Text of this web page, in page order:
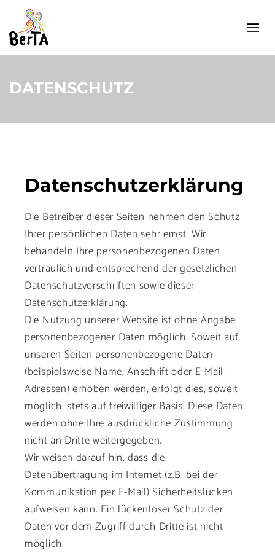
DATENSCHUTZ
Datenschutzerklärung
Die Betreiber dieser Seiten nehmen den Schutz
Ihrer persönlichen Daten sehr ernst. Wir
behandeln Ihre personenbezogenen Daten
vertraulich und entsprechend der gesetzlichen
Datenschutzvorschriften sowie dieser
Datenschutzerklärung.
Die Nutzung unserer Website ist ohne Angabe
personenbezogener Daten möglich. Soweit auf
unseren Seiten personenbezogene Daten
(beispielsweise Name, Anschrift oder E-Mail-
Adressen) erhoben werden, erfolgt dies, soweit
möglich, stets auf freiwilliger Basis. Diese Daten
werden ohne Ihre ausdrückliche Zustimmung
nicht an Dritte weitergegeben.
Wir weisen darauf hin, dass die
Datenübertragung im Internet (z.B. bei der
Kommunikation per E-Mail) Sicherheitslücken
aufweisen kann. Ein lückenloser Schutz der
Daten vor dem Zugriff durch Dritte ist nicht
möglich.